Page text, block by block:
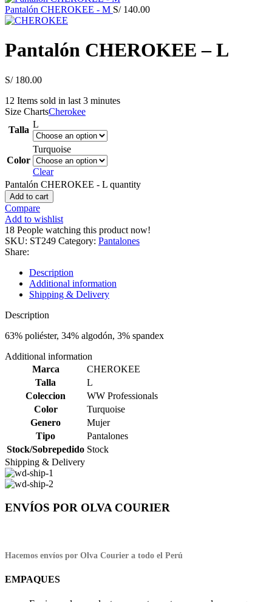
Pantalón CHEROKEE - M S/140.00
Pantalón CHEROKEE – L
S/180.00
12 Items sold in last 3 minutes
Size ChartsCherokee
Talla
L
Color
Turquoise
Clear
Pantalón CHEROKEE - L quantity
Add to cart
Compare
Add to wishlist
18 People watching this product now!
SKU: ST249 Category: Pantalones
Share:
Description
Additional information
Shipping & Delivery
Description
63% poliéster, 34% algodón, 3% spandex
Additional information
Marca
CHEROKEE
Talla
L
Coleccion
WW Professionals
Color
Turquoise
Genero
Mujer
Tipo
Pantalones
Stock/Sobrepedido Stock
Shipping & Delivery
ENVÍOS POR OLVA COURIER
Hacemos envíos por Olva Courier a todo el Perú
EMPAQUES